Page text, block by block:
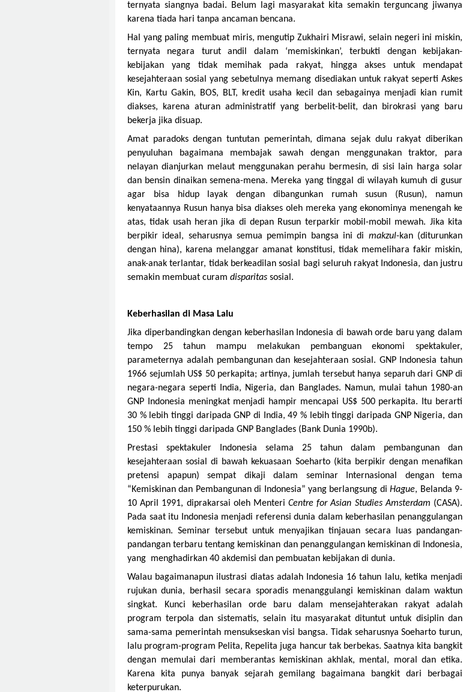
ternyata siangnya badai.
Belum lagi masyarakat kita semakin terguncang jiwanya
karena tiada hari tanpa ancaman bencana.
Hal yang paling membuat miris, mengutip Zukhairi Misrawi, selain negeri ini miskin,
ternyata negara turut andil dalam ‘memiskinkan’, terbukti dengan kebijakan-
kebijakan yang tidak memihak pada rakyat, hingga akses untuk mendapat
kesejahteraan sosial yang sebetulnya memang disediakan untuk rakyat seperti Askes
Kin, Kartu Gakin, BOS, BLT, kredit usaha kecil dan sebagainya menjadi kian rumit
diakses, karena aturan administratif yang berbelit-belit, dan birokrasi yang baru
bekerja jika disuap.
Amat paradoks dengan tuntutan pemerintah, dimana sejak dulu rakyat diberikan
penyuluhan bagaimana membajak sawah dengan menggunakan traktor, para
nelayan dianjurkan melaut menggunakan perahu bermesin, di sisi lain harga solar
dan bensin dinaikan semena-mena. Mereka yang tinggal di wilayah kumuh di gusur
agar bisa hidup layak dengan dibangunkan rumah susun (Rusun), namun
kenyataannya Rusun hanya bisa diakses oleh mereka yang ekonominya menengah ke
atas, tidak usah heran jika di depan Rusun terparkir mobil-mobil mewah. Jika kita
berpikir ideal, seharusnya semua pemimpin bangsa ini di makzul-kan (diturunkan
dengan hina), karena melanggar amanat konstitusi, tidak memelihara fakir miskin,
anak-anak terlantar, tidak berkeadilan sosial bagi seluruh rakyat Indonesia, dan justru
semakin membuat curam disparitas sosial.
Keberhasilan di Masa Lalu
Jika diperbandingkan dengan keberhasilan Indonesia di bawah orde baru yang dalam
tempo 25 tahun mampu melakukan pembanguan ekonomi spektakuler,
parameternya adalah pembangunan dan kesejahteraan sosial. GNP Indonesia tahun
1966 sejumlah US$ 50 perkapita; artinya, jumlah tersebut hanya separuh dari GNP di
negara-negara seperti India, Nigeria, dan Banglades. Namun, mulai tahun 1980-an
GNP Indonesia meningkat menjadi hampir mencapai US$ 500 perkapita. Itu berarti
30 % lebih tinggi daripada GNP di India, 49 % lebih tinggi daripada GNP Nigeria, dan
150 % lebih tinggi daripada GNP Banglades (Bank Dunia 1990b).
Prestasi spektakuler Indonesia selama 25 tahun dalam pembangunan dan
kesejahteraan sosial di bawah kekuasaan Soeharto (kita berpikir dengan menafikan
pretensi apapun) sempat dikaji dalam seminar Internasional dengan tema
“Kemiskinan dan Pembangunan di Indonesia” yang berlangsung diHague, Belanda 9-
10 April 1991, diprakarsai oleh MenteriCentre for Asian Studies Amsterdam (CASA).
Pada saat itu Indonesia menjadi referensi dunia dalam keberhasilan penanggulangan
kemiskinan. Seminar tersebut untuk menyajikan tinjauan secara luas pandangan-
pandangan terbaru tentang kemiskinan dan penanggulangan kemiskinan di Indonesia,
yang menghadirkan 40 akdemisi dan pembuatan kebijakan di dunia.
Walau bagaimanapun ilustrasi diatas adalah Indonesia 16 tahun lalu, ketika menjadi
rujukan dunia, berhasil secara sporadis menanggulangi kemiskinan dalam waktun
singkat. Kunci keberhasilan orde baru dalam mensejahterakan rakyat adalah
program terpola dan sistematis, selain itu masyarakat dituntut untuk disiplin dan
sama-sama pemerintah mensukseskan visi bangsa. Tidak seharusnya Soeharto turun,
lalu program-program Pelita, Repelita juga hancur tak berbekas. Saatnya kita bangkit
dengan memulai dari memberantas kemiskinan akhlak, mental, moral dan etika.
Karena kita punya banyak sejarah gemilang bagaimana bangkit dari berbagai
keterpurukan.